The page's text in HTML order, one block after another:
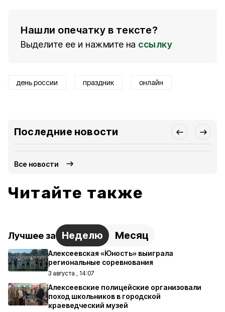
Нашли опечатку в тексте?
Выделите ее и нажмите на ссылку
день россии праздник онлайн
Последние новости
Все новости
Читайте также
Лучшее за Неделю Месяц
Алексеевская «Юность» выиграла
региональные соревнования
3 августа , 14:07
Алексеевские полицейские организовали
поход школьников в городской
краеведческий музей